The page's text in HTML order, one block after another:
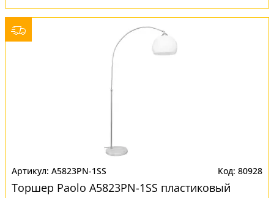
A5823PN-1SS 80928
Торшер Paolo A5823PN-1SS пластиковый